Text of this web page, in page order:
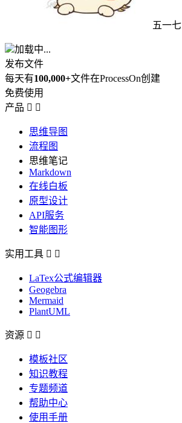
五一七
加载中...
发布文件
每天有100,000+文件在ProcessOn创建
免费使用
产品  
思维导图
流程图
思维笔记
Markdown
在线白板
原型设计
API服务
智能图形
实用工具  
LaTex公式编辑器
Geogebra
Mermaid
PlantUML
资源  
模板社区
知识教程
专题频道
帮助中心
使用手册